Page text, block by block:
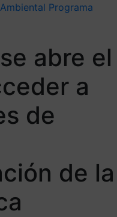
Programa
abre el
a
de
de la